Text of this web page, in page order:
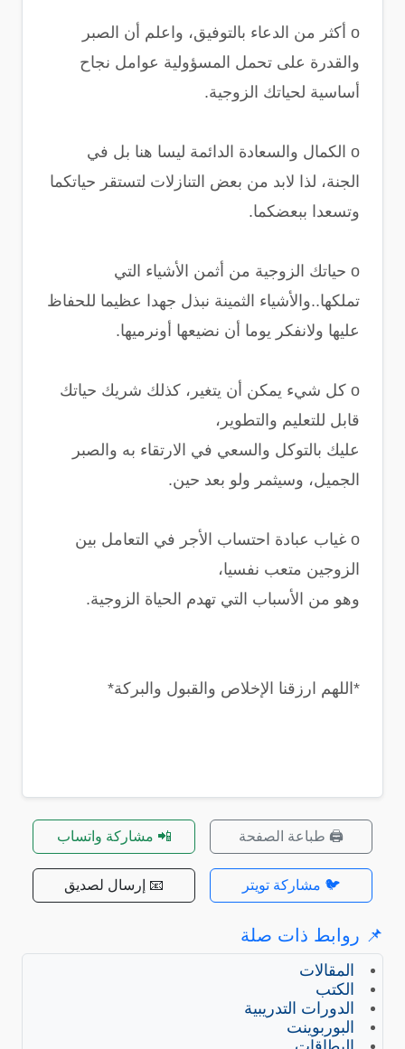
o أكثر من الدعاء بالتوفيق، واعلم أن الصبر
والقدرة على تحمل المسؤولية عوامل نجاح
أساسية لحياتك الزوجية.
o الكمال والسعادة الدائمة ليسا هنا بل في
الجنة، لذا لابد من بعض التنازلات لتستقر حياتكما
وتسعدا ببعضكما.
o حياتك الزوجية من أثمن اﻷشياء التي
تملكها..واﻷشياء الثمينة نبذل جهدا عظيما للحفاظ
عليها ولانفكر يوما أن نضيعها أونرميها.
o كل شيء يمكن أن يتغير، كذلك شريك حياتك
قابل للتعليم والتطوير،
عليك بالتوكل والسعي في الارتقاء به والصبر
الجميل، وسيثمر ولو بعد حين.
o غياب عبادة احتساب اﻷجر في التعامل بين
الزوجين متعب نفسيا،
وهو من الأسباب التي تهدم الحياة الزوجية.
*اللهم ارزقنا الإخلاص والقبول والبركة*
🖨️ طباعة الصفحة 📲 مشاركة واتساب
🐦 مشاركة تويتر 📧 إرسال لصديق
📌 روابط ذات صلة
المقالات
الكتب
الدورات التدريبية
البوربوينت